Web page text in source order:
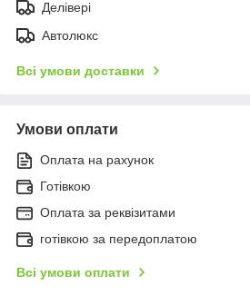
Делівері
Автолюкс
Всі умови доставки
Умови оплати
Оплата на рахунок
Готівкою
Оплата за реквізитами
готівкою за передоплатою
Всі умови оплати